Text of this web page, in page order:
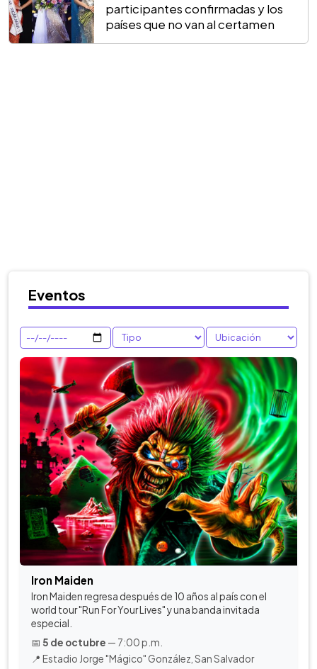
participantes confirmadas y los
países que no van al certamen
Eventos
Iron Maiden
Iron Maiden regresa después de 10 años al país con el
world tour "Run For Your Lives" y una banda invitada
especial.
📅 5 de octubre — 7:00 p.m.
📍 Estadio Jorge "Mágico" González, San Salvador